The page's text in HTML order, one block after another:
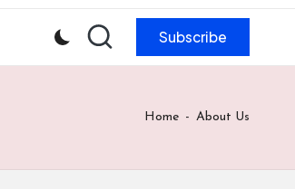
Subscribe
Home - About Us